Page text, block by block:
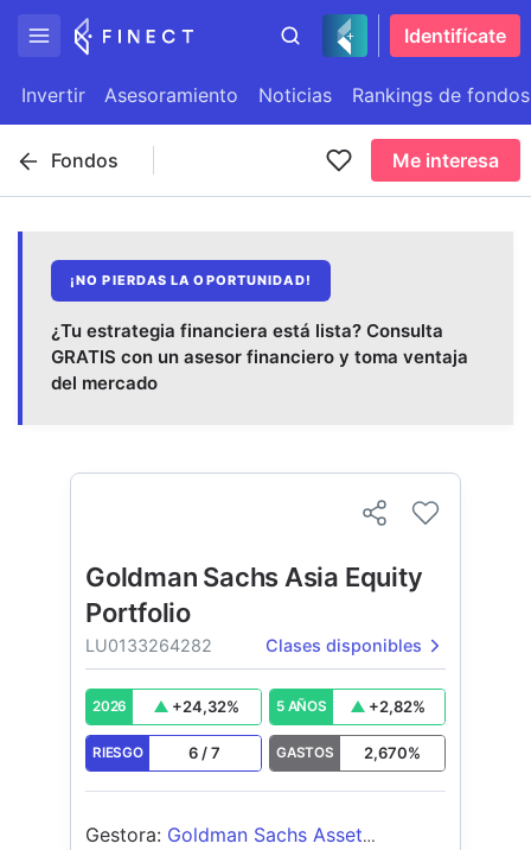
Identifícate
Invertir Asesoramiento Noticias Rankings de fondos
Fondos Me interesa
¡NO PIERDAS LA OPORTUNIDAD!
¿Tu estrategia financiera está lista? Consulta
GRATIS con un asesor financiero y toma ventaja
del mercado
Goldman Sachs Asia Equity
Portfolio
LU0133264282 Clases disponibles
2026 +24,32% 5 AÑOS +2,82%
RIESGO 6 /7 GASTOS 2,670%
Gestora: Goldman Sachs Asset